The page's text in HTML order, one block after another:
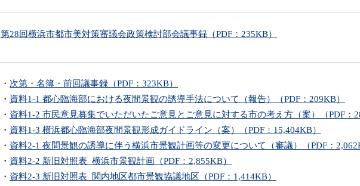
第28回横浜市都市美対策審議会政策検討部会議事録（PDF：235KB）
・ 次第・名簿・前回議事録（PDF：323KB）
・ 資料1-1 都心臨海部における夜間景観の誘導手法について（報告）（PDF：209KB）
・ 資料1-2 市民意見募集でいただいたご意見とご意見に対する市の考え方（案）（PDF：
・ 資料1-3 横浜都心臨海部夜間景観形成ガイドライン（案）（PDF：15,404KB）
・ 資料2-1 夜間景観の誘導に伴う横浜市景観計画等の変更について（審議）（PDF：
・ 資料2-2 新旧対照表_横浜市景観計画（PDF：2,855KB）
・ 資料2-3 新旧対照表_関内地区都市景観協議地区（PDF：1,414KB）